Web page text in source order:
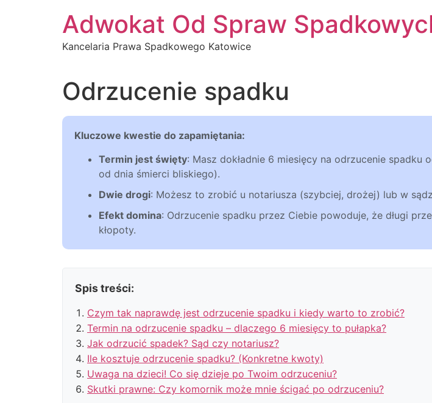
Adwokat Od Spraw
Kancelaria Prawa Spadkowego Katowice
Odrzucenie spadku
Kluczowe kwestie do zapamiętania:
Termin jest święty: Masz dokładnie 6 miesięcy na odrzucenie spadku
od dnia śmierci bliskiego).
Dwie drogi: Możesz to zrobić u notariusza (szybciej, drożej) lub w
Efekt domina: Odrzucenie spadku przez Ciebie powoduje, że długi
kłopoty.
Spis treści:
Czym tak naprawdę jest odrzucenie spadku i kiedy warto to zrobić?
Termin na odrzucenie spadku – dlaczego 6 miesięcy to pułapka?
Jak odrzucić spadek? Sąd czy notariusz?
Ile kosztuje odrzucenie spadku? (Konkretne kwoty)
Uwaga na dzieci! Co się dzieje po Twoim odrzuceniu?
Skutki prawne: Czy komornik może mnie ścigać po odrzuceniu?